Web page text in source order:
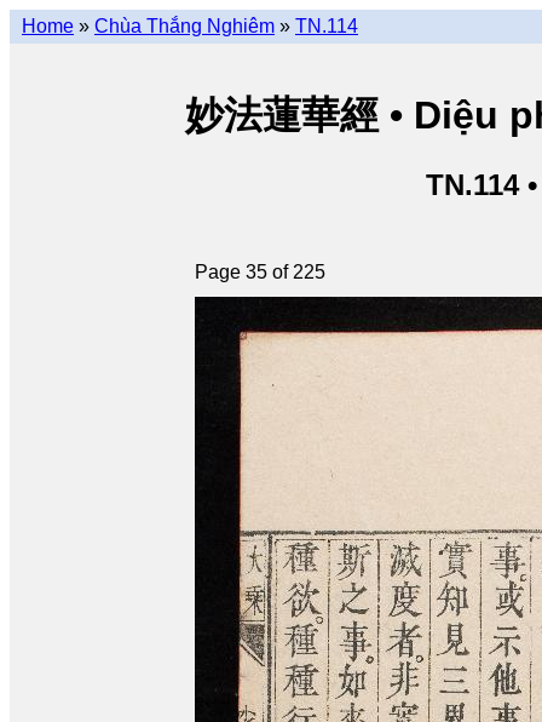
Home » Chùa Thắng Nghiêm » TN.114
妙法蓮華經 • Diệu
TN.114
Page 35 of 225